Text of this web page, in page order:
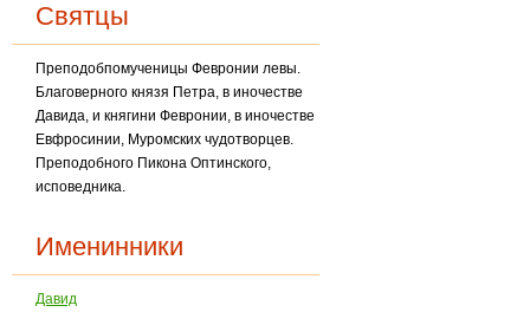
Святцы
Преподобпомученицы Февронии левы.
Благоверного князя Петра, в иночестве
Давида, и княгини Февронии, в иночестве
Евфросинии, Муромских чудотворцев.
Преподобного Пи­кона Оптинского,
исповедника.
Именинники
Давид